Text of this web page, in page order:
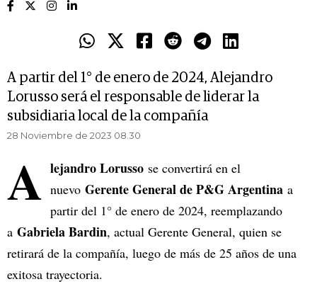
A partir del 1° de enero de 2024, Alejandro
Lorusso será el responsable de liderar la
subsidiaria local de la compañía
28 Noviembre de 2023 08.30
A lejandro Lorusso se convertirá en el
nuevo Gerente General de P&G Argentina a
partir del 1° de enero de 2024, reemplazando
a Gabriela Bardin, actual Gerente General, quien se
retirará de la compañía, luego de más de 25 años de una
exitosa trayectoria.